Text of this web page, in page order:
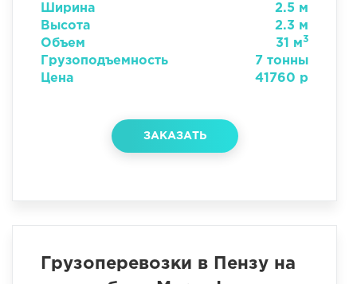
Ширина
2.5 м
Высота
2.3 м
Объем
31 м3
Грузоподъемность
7 тонны
Цена
41760 р
ЗАКАЗАТЬ
Грузоперевозки в Пензу на